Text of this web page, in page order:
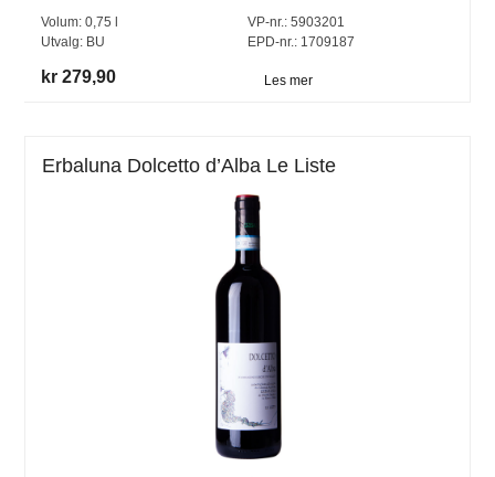
Volum:0,75
Utvalg: BU
VP-nr.:5903201
EPD-nr.: 1709187
kr 279,90 Les mer
Erbaluna Dolcetto d’Alba Le Liste